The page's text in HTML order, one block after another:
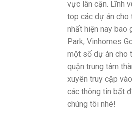
vực lân cận. Lĩnh
top các dự án cho
nhất hiện nay bao
Park, Vinhomes
một số dự án cho
quận trung tâm
xuyên truy cập
các thông tin bất
chúng tôi nhé!